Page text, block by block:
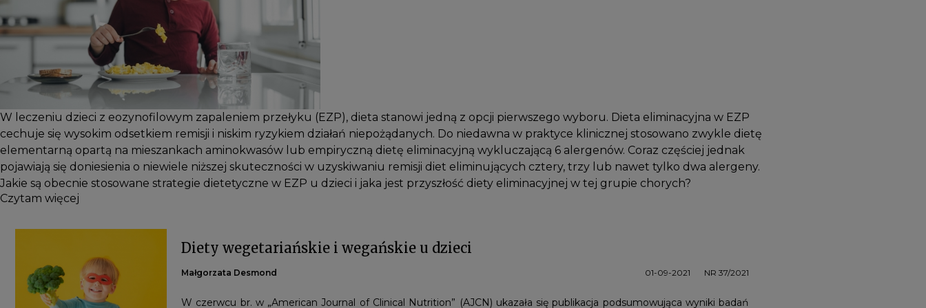
W leczeniu dzieci z eozynofilowym zapaleniem przełyku (EZP), dieta stanowi jedną z opcji pierwszego wyboru. Dieta eliminacyjna w EZP
cechuje się wysokim odsetkiem remisji i niskim ryzykiem działań niepożądanych. Do niedawna w praktyce klinicznej stosowano zwykle dietę
elementarną opartą na mieszankach aminokwasów lub empiryczną dietę eliminacyjną wykluczającą 6 alergenów. Coraz częściej jednak
pojawiają się doniesienia o niewiele niższej skuteczności w uzyskiwaniu remisji diet eliminujących cztery, trzy lub nawet tylko dwa alergeny.
Jakie są obecnie stosowane strategie dietetyczne w EZP u dzieci i jaka jest przyszłość diety eliminacyjnej w tej grupie chorych?
Czytam więcej
Diety wegetariańskie i wegańskie u dzieci
Małgorzata Desmond 01-09-2021 NR 37/2021
W czerwcu br. w „American Journal of Clinical Nutrition” (AJCN) ukazała się publikacja podsumowująca wyniki badań